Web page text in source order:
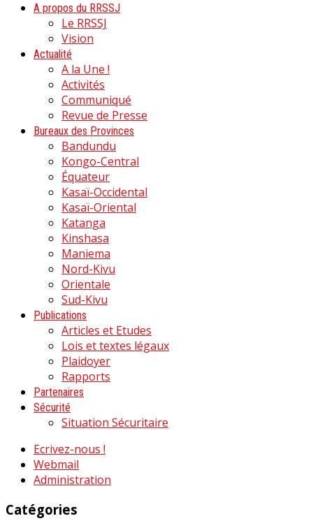
A propos du RRSSJ
Le RRSSJ
Vision
Actualité
A la Une !
Activités
Communiqué
Revue de Presse
Bureaux des Provinces
Bandundu
Kongo-Central
Équateur
Kasaï-Occidental
Kasaï-Oriental
Katanga
Kinshasa
Maniema
Nord-Kivu
Orientale
Sud-Kivu
Publications
Articles et Etudes
Lois et textes légaux
Plaidoyer
Rapports
Partenaires
Sécurité
Situation Sécuritaire
Ecrivez-nous !
Webmail
Administration
Catégories